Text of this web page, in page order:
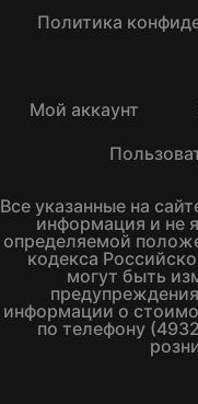
Политика
Мой аккаунт
Все указанные на
информация и не
определяемой
кодекса
могут быть
информации о
по телефону